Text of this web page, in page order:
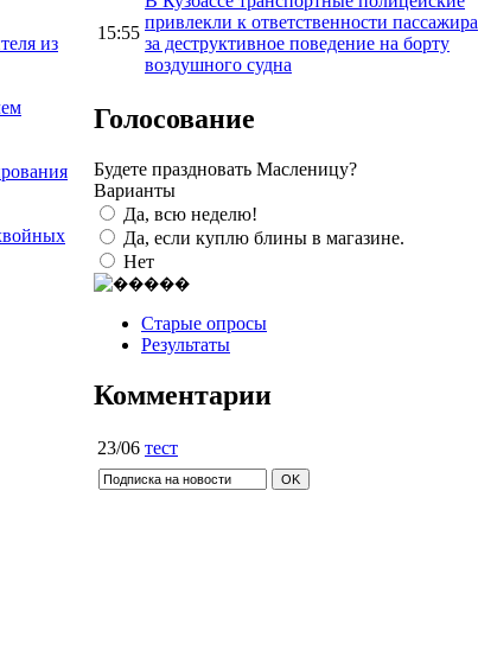
из
15:55
привлекли к ответственности пассажира
за деструктивное поведение на борту
воздушного судна
Голосование
Будете праздновать Масленицу?
Варианты
Да, всю неделю!
Да, если куплю блины в магазине.
Нет
Старые опросы
Результаты
Комментарии
23/06 тест